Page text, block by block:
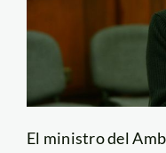
El ministro del